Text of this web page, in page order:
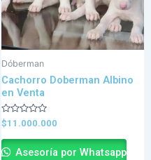
Dóberman
Cachorro Doberman Albino
en Venta
Valorado
en
0
de
5
$11.000.000
Asesoría por Whatsapp